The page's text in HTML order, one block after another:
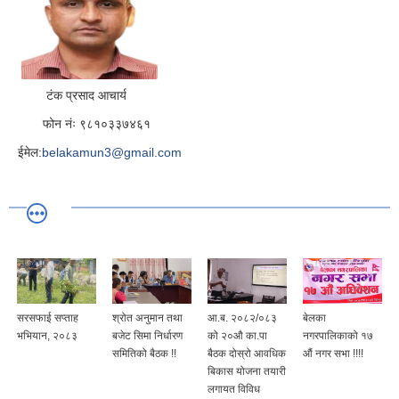
टंक प्रसाद आचार्य
फोन नंः ९८१०३३७४६१
ईमेल:belakamun3@gmail.com
सरसफाई सप्ताह
भभियान, २०८३
श्रोत अनुमान तथा
बजेट सिमा निर्धारण
समितिको बैठक !!
आ.ब. २०८२/०८३
को २०औ का.पा
बैठक दोस्रो आवधिक
बिकास योजना तयारी
लगायत विविध
बेलका
नगरपालिकाको १७
औं नगर सभा !!!!